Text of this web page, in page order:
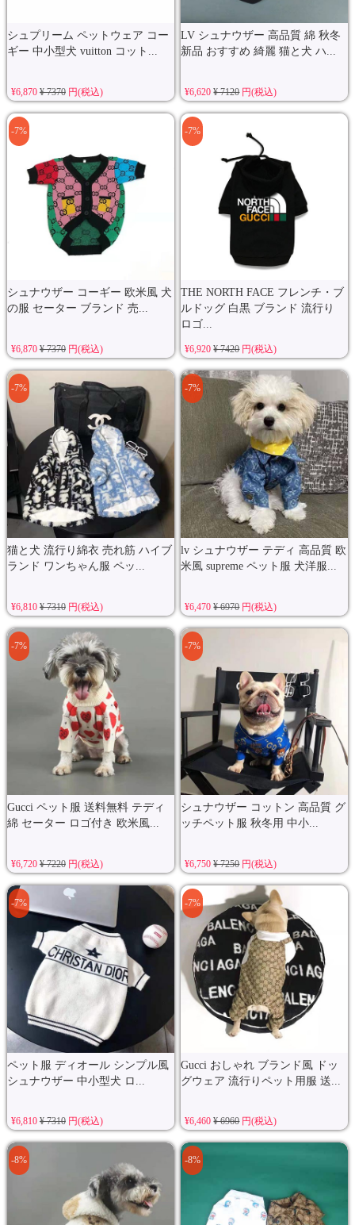
シュプリーム ペットウェア コー
ギー 中小型犬 vuitton コット...
¥6,870 ¥ 7370円(税込)
LV シュナウザー 高品質 綿 秋冬
新品 おすすめ 綺麗 猫と犬 ハ...
¥6,620¥ 7120円(税込)
シュナウザー コーギー 欧米風 犬
の服 セーター ブランド 売...
-7%
¥6,870 ¥ 7370円(税込)
THE NORTH FACE フレンチ・ブ
ルドッグ 白黒 ブランド 流行り
ロゴ...
-7%
¥6,920¥ 7420円(税込)
猫と犬 流行り綿衣 売れ筋 ハイブ
ランド ワンちゃん服 ペッ...
-7%
¥6,810 ¥ 7310円(税込)
lv シュナウザー テディ 高品質 欧
米風 supreme ペット服 犬洋服...
-7%
¥6,470¥ 6970円(税込)
Gucci ペット服 送料無料 テディ
綿 セーター ロゴ付き 欧米風...
-7%
¥6,720 ¥ 7220円(税込)
シュナウザー コットン 高品質 グ
ッチペット服 秋冬用 中小...
-7%
¥6,750¥ 7250円(税込)
ペット服 ディオール シンプル風
シュナウザー 中小型犬 ロ...
-7%
¥6,810 ¥ 7310円(税込)
Gucci おしゃれ ブランド風 ドッ
グウェア 流行りペット用服 送...
-7%
¥6,460¥ 6960円(税込)
-8% -8%